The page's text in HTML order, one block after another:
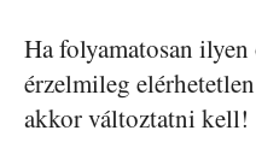
Ha folyamatosan ilyen
érzelmileg
akkor változtatni kell!